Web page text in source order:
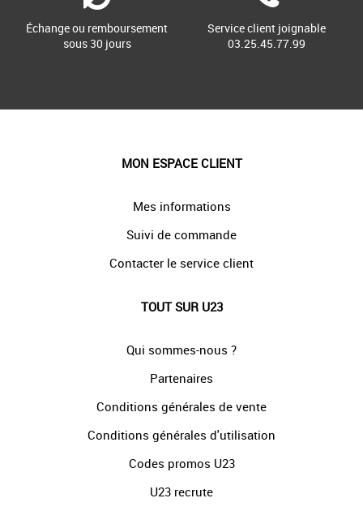
Échange ou remboursement
sous 30 jours
Service client joignable
03.25.45.77.99
MON ESPACE CLIENT
Mes informations
Suivi de commande
Contacter le service client
TOUT SUR U23
Qui sommes-nous ?
Partenaires
Conditions générales de vente
Conditions générales d'utilisation
Codes promos U23
U23 recrute